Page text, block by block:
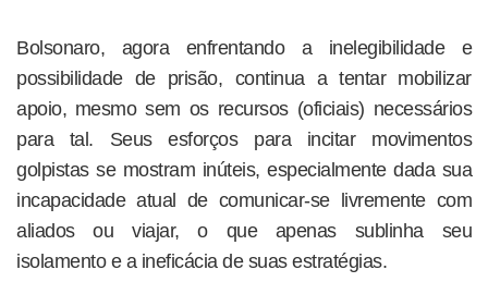
Bolsonaro, agora enfrentando a inelegibilidade e
possibilidade de prisão, continua a tentar mobilizar
apoio, mesmo sem os recursos (oficiais) necessários
para tal. Seus esforços para incitar movimentos
golpistas se mostram inúteis, especialmente dada sua
incapacidade atual de comunicar-se livremente com
aliados ou viajar, o que apenas sublinha seu
isolamento e a ineficácia de suas estratégias.